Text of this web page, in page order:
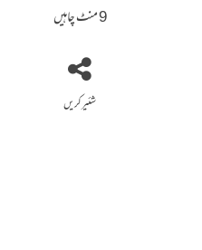
9 منٹ چاہیں
شئیر کریں